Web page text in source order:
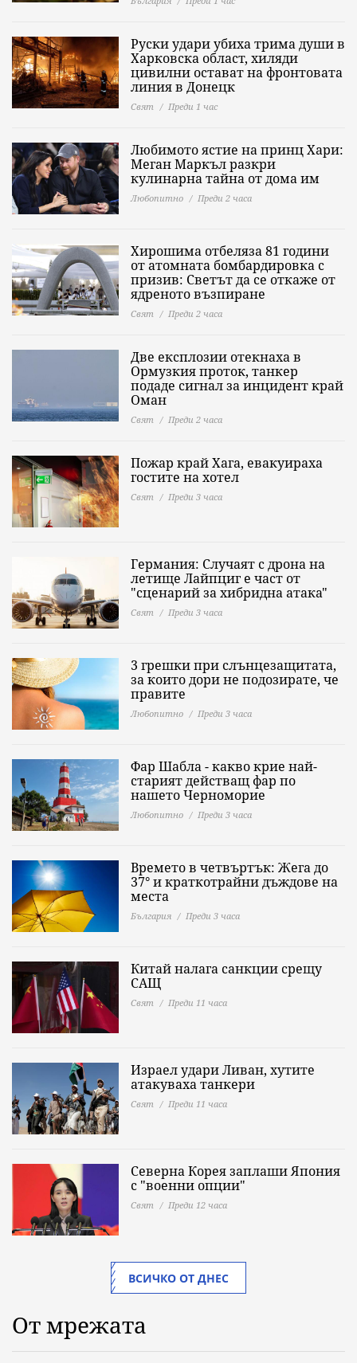
Руски удари убиха трима души в
Харковска област, хиляди
цивилни остават на фронтовата
линия в Донецк
Свят Преди 1 час
Любимото ястие на принц Хари:
Меган Маркъл разкри
кулинарна тайна от дома им
Любопитно Преди 2 часа
Хирошима отбеляза 81 години
от атомната бомбардировка с
призив: Светът да се откаже от
ядреното възпиране
Свят Преди 2 часа
Две експлозии отекнаха в
Ормузкия проток, танкер
подаде сигнал за инцидент край
Оман
Свят Преди 2 часа
Пожар край Хага, евакуираха
гостите на хотел
Свят Преди 3 часа
Германия: Случаят с дрона на
летище Лайпциг е част от
"сценарий за хибридна атака"
Свят Преди 3 часа
3 грешки при слънцезащитата,
за които дори не подозирате, че
правите
Любопитно Преди 3 часа
Фар Шабла - какво крие най-
старият действащ фар по
нашето Черноморие
Любопитно Преди 3 часа
Времето в четвъртък: Жега до
37° и краткотрайни дъждове на
места
България Преди 3 часа
Китай налага санкции срещу
САЩ
Свят Преди 11 часа
Израел удари Ливан, хутите
атакуваха танкери
Свят Преди 11 часа
Северна Корея заплаши Япония
с "военни опции"
Свят Преди 12 часа
ВСИЧКО ОТ ДНЕС
От мрежата